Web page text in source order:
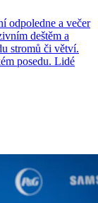
odpoledne a večer
deštěm a
stromů či větví.
posedu. Lidé